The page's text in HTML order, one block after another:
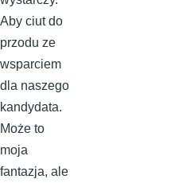
Aby ciut do
przodu ze
wsparciem
dla naszego
kandydata.
Może to
moja
fantazja, ale